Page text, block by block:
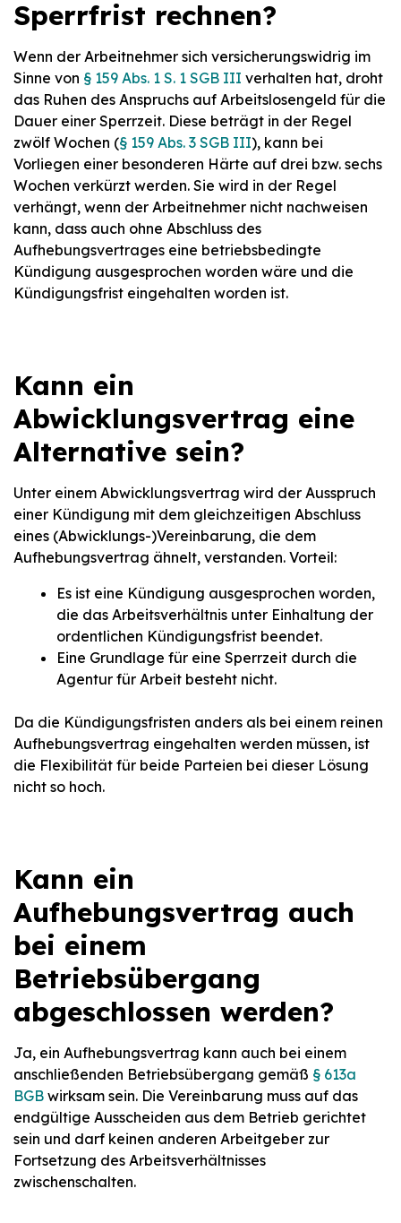
Sperrfrist rechnen?
Wenn der Arbeitnehmer sich versicherungswidrig im
Sinne von § 159 Abs. 1 S. 1 SGB III verhalten hat, droht
das Ruhen des Anspruchs auf Arbeitslosengeld für die
Dauer einer Sperrzeit. Diese beträgt in der Regel
zwölf Wochen (§ 159 Abs. 3 SGB III), kann bei
Vorliegen einer besonderen Härte auf drei bzw. sechs
Wochen verkürzt werden. Sie wird in der Regel
verhängt, wenn der Arbeitnehmer nicht nachweisen
kann, dass auch ohne Abschluss des
Aufhebungsvertrages eine betriebsbedingte
Kündigung ausgesprochen worden wäre und die
Kündigungsfrist eingehalten worden ist.
Kann ein
Abwicklungsvertrag eine
Alternative sein?
Unter einem Abwicklungsvertrag wird der Ausspruch
einer Kündigung mit dem gleichzeitigen Abschluss
eines (Abwicklungs-)Vereinbarung, die dem
Aufhebungsvertrag ähnelt, verstanden. Vorteil:
Es ist eine Kündigung ausgesprochen worden,
die das Arbeitsverhältnis unter Einhaltung der
ordentlichen Kündigungsfrist beendet.
Eine Grundlage für eine Sperrzeit durch die
Agentur für Arbeit besteht nicht.
Da die Kündigungsfristen anders als bei einem reinen
Aufhebungsvertrag eingehalten werden müssen, ist
die Flexibilität für beide Parteien bei dieser Lösung
nicht so hoch.
Kann ein
Aufhebungsvertrag auch
bei einem
Betriebsübergang
abgeschlossen werden?
Ja, ein Aufhebungsvertrag kann auch bei einem
anschließenden Betriebsübergang gemäß § 613a
BGB wirksam sein. Die Vereinbarung muss auf das
endgültige Ausscheiden aus dem Betrieb gerichtet
sein und darf keinen anderen Arbeitgeber zur
Fortsetzung des Arbeitsverhältnisses
zwischenschalten.